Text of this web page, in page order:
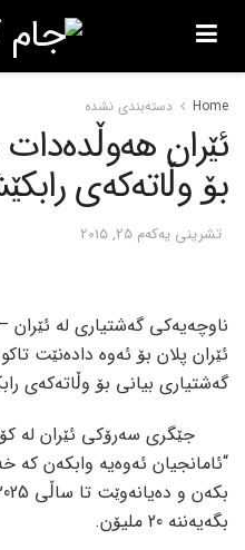
Home دسته‌بندی نشده
بۆ وڵاتەكەی
تشرینی یه‌كه‌م 25, 2015
ناوچەیەكی گەشتیاری لە ئێران
گەشتیاری بیانی بۆ وڵاتەكەی
جێگری سەرۆكی ئێران لە
“ئامانجیان ئەوەیە وابكەن كە
بگەیەننە 20 ملیۆن.